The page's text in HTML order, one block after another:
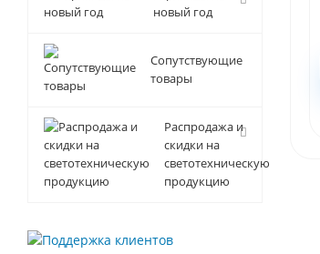
новый год
Сопутствующие
товары
Распродажа и
скидки на
светотехническую
продукцию